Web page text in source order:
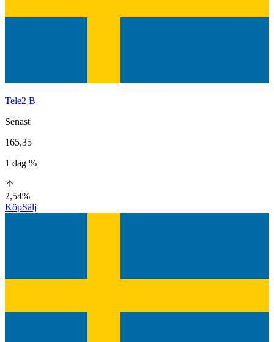
Tele2 B
Senast
165,35
1 dag %
2,54%
KöpSälj